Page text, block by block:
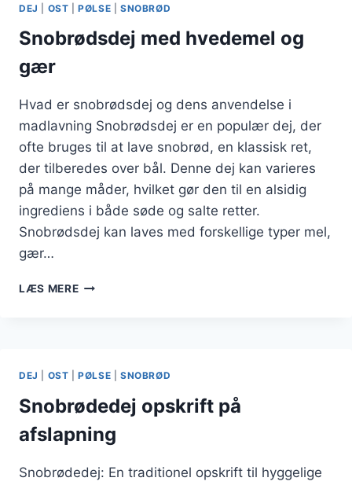
LÆKKER
VERSION
DEJ OST |PØLSE SNOBRØD
Snobrødsdej med hvedemel og
gær
Hvad er snobrødsdej og dens anvendelse i
madlavning Snobrødsdej er en populær dej, der
ofte bruges til at lave snobrød, en klassisk ret,
der tilberedes over bål. Denne dej kan varieres
på mange måder, hvilket gør den til en alsidig
ingrediens i både søde og salte retter.
Snobrødsdej kan laves med forskellige typer mel,
gær…
LÆS MERESNOBRØDSDEJ
DEJ OST |PØLSE SNOBRØD
Snobrødedej opskrift på
afslapning
Snobrødedej: En traditionel opskrift til hyggelige